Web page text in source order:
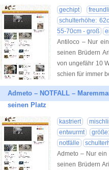
gechipt
schulterhöhe:
55-70cm - groß
Antiloco – Nur
seinen Brüdern
von ungefähr 10
schien für immer
Admeto – NOTFALL –
seinen Platz
kastriert
entwurmt
notfälle
Admeto – Nur
seinen Brüdern